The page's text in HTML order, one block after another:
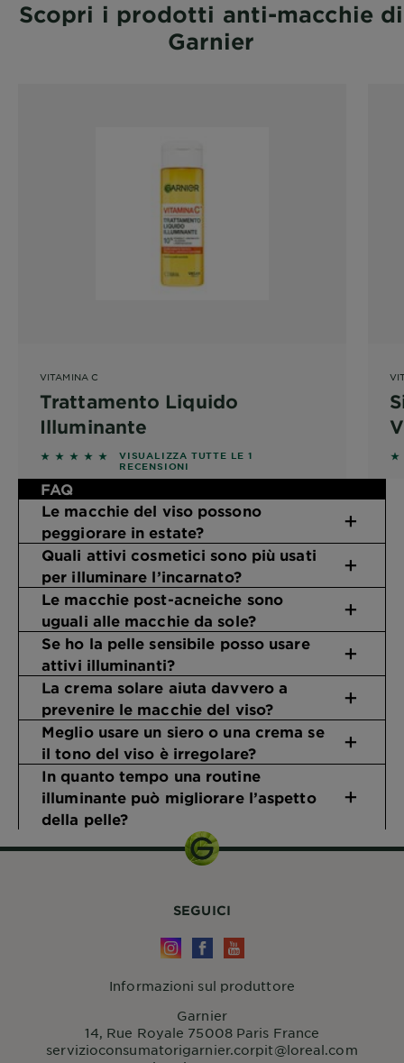
Scopri i prodotti anti-macchie di
Garnier
VITAMINA C
Trattamento Liquido
Illuminante
5 out of 5 stars based on reviews
VISUALIZZA TUTTE LE 1
RECENSIONI
5
FAQ
Le macchie del viso possono
peggiorare in estate?
Quali attivi cosmetici sono più usati
per illuminare l’incarnato?
Le macchie post-acneiche sono
uguali alle macchie da sole?
Se ho la pelle sensibile posso usare
attivi illuminanti?
La crema solare aiuta davvero a
prevenire le macchie del viso?
Meglio usare un siero o una crema se
il tono del viso è irregolare?
In quanto tempo una routine
illuminante può migliorare l’aspetto
della pelle?
SEGUICI
Informazioni sul produttore
Garnier
14, Rue Royale 75008 Paris France
servizioconsumatorigarnier.corpit@loreal.com